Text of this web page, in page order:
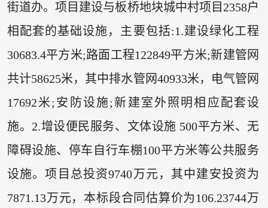
街道办。项目建设与板桥地块城中村项目2358户
相配套的基础设施，主要包括:1.建设绿化工程
30683.4平方米;路面工程122849平方米;新建管网
共计58625米，其中排水管网40933米，电气管网
17692米;安防设施;新建室外照明相应配套设
施。2.增设便民服务、文体设施 500平方米、无
障碍设施、停车自行车棚100平方米等公共服务
设施。项目总投资9740万元，其中建安投资为
7871.13万元，本标段合同估算价为106.23744万